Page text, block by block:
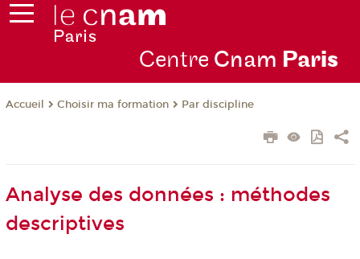
Centre Cnam Paris
Accueil Choisir ma formation Par discipline
Analyse des données : méthodes
descriptives